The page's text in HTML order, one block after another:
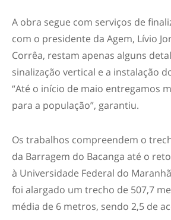
A obra segue com serviços de
com o presidente da Agem, Lívio
Corrêa, restam apenas alguns
sinalização vertical e a instalação
“Até o início de maio entregamos
para a população”, garantiu.
Os trabalhos compreendem o
da Barragem do Bacanga até o
à Universidade Federal do
foi alargado um trecho de 507,7
média de 6 metros, sendo 2,5 de